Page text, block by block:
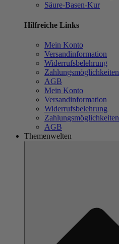
Säure-Basen-Kur
Hilfreiche Links
Mein Konto
Versandinformation
Widerrufsbelehrung
Zahlungsmöglichkeiten
AGB
Mein Konto
Versandinformation
Widerrufsbelehrung
Zahlungsmöglichkeiten
AGB
Themenwelten